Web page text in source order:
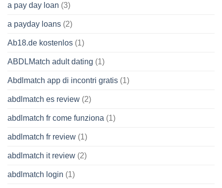
a pay day loan (3)
a payday loans (2)
Ab18.de kostenlos (1)
ABDLMatch adult dating (1)
Abdlmatch app di incontri gratis (1)
abdlmatch es review (2)
abdlmatch fr come funziona (1)
abdlmatch fr review (1)
abdlmatch it review (2)
abdlmatch login (1)